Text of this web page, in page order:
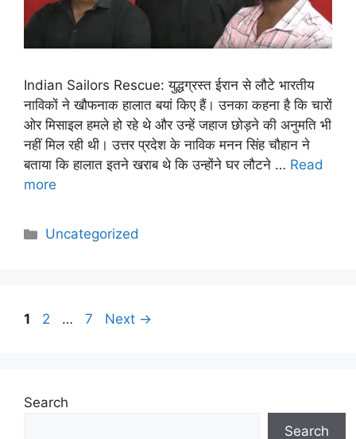
Indian Sailors Rescue: युद्धग्रस्त ईरान से लौटे भारतीय
नाविकों ने खौफनाक हालात बयां किए हैं। उनका कहना है कि चारों
ओर मिसाइल हमले हो रहे थे और उन्हें जहाज छोड़ने की अनुमति भी
नहीं मिल रही थी। उत्तर प्रदेश के नाविक मनन सिंह चौहान ने
बताया कि हालात इतने खराब थे कि उन्होंने घर लौटने … Read
more
Uncategorized
1 2 … 7 Next →
Search
Search